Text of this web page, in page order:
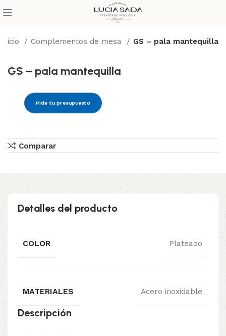
Inicio Complementos de mesa GS – pala mantequilla
GS – pala mantequilla
Pide tu presupuesto
Comparar
Detalles del producto
COLOR Plateado
MATERIALES Acero inoxidable
Descripción